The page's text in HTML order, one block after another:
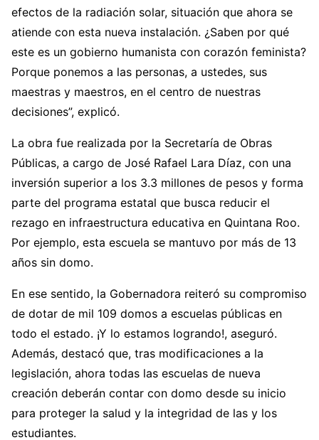
efectos de la radiación solar, situación que ahora se
atiende con esta nueva instalación. ¿Saben por qué
este es un gobierno humanista con corazón feminista?
Porque ponemos a las personas, a ustedes, sus
maestras y maestros, en el centro de nuestras
decisiones”, explicó.
La obra fue realizada por la Secretaría de Obras
Públicas, a cargo de José Rafael Lara Díaz, con una
inversión superior a los 3.3 millones de pesos y forma
parte del programa estatal que busca reducir el
rezago en infraestructura educativa en Quintana Roo.
Por ejemplo, esta escuela se mantuvo por más de 13
años sin domo.
En ese sentido, la Gobernadora reiteró su compromiso
de dotar de mil 109 domos a escuelas públicas en
todo el estado. ¡Y lo estamos logrando!, aseguró.
Además, destacó que, tras modificaciones a la
legislación, ahora todas las escuelas de nueva
creación deberán contar con domo desde su inicio
para proteger la salud y la integridad de las y los
estudiantes.